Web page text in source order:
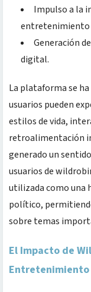
Impulso a la
Generación
digital.
La plataforma se
usuarios pueden
estilos de vida,
retroalimentación
generado un
usuarios de
utilizada como una
político,
sobre temas
El Impacto de
Entretenimiento